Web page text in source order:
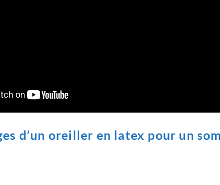
d’un oreiller en latex pour un